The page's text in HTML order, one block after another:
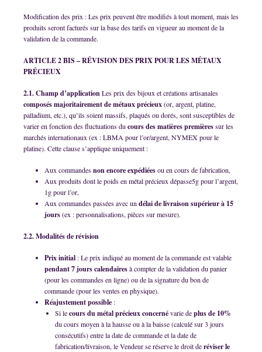
Modification des prix : Les prix peuvent être modifiés à tout moment, mais les
produits seront facturés sur la base des tarifs en vigueur au moment de la
validation de la commande.
ARTICLE 2 BIS – RÉVISION DES PRIX POUR LES MÉTAUX
PRÉCIEUX
2.1. Champ d’applicationLes prix des bijoux et créations artisanales
composés majoritairement de métaux précieux(or, argent, platine,
palladium, etc.), qu’ils soient massifs, plaqués ou dorés, sont susceptibles de
varier en fonction des fluctuations du cours des matières premièressur les
marchés internationaux (ex : LBMA pour l’or/argent, NYMEX pour le
platine). Cette clause s’applique uniquement :
Aux commandesnon encore expédiéesou en cours de fabrication,
Aux produits dont le poids en métal précieux dépasse5g pour l’argent,
1g pour l’or,
Aux commandes passées avec un délai de livraison supérieur à 15
jours(ex : personnalisations, pièces sur mesure).
2.2. Modalités de révision
Prix initial : Le prix indiqué au moment de la commande est valable
pendant 7 jours calendairesà compter de la validation du panier
(pour les commandes en ligne) ou de la signature du bon de
commande (pour les ventes en physique).
Réajustement possible :
Si lecours du métal précieux concernévarie deplus de 10%
du cours moyen à la hausse ou à la baisse (calculé sur 3 jours
consécutifs) entre la date de commande et la date de
fabrication/livraison, le Vendeur se réserve le droit deréviser le